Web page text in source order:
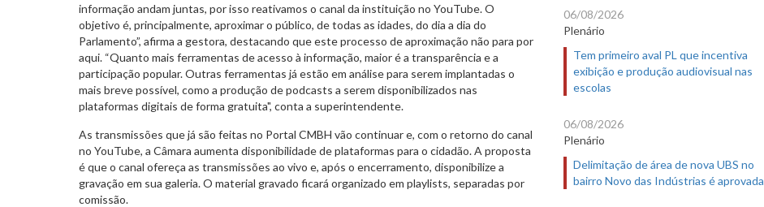
informação andam juntas, por isso reativamos o canal da instituição no YouTube. O
objetivo é, principalmente, aproximar o público, de todas as idades, do dia a dia do
Parlamento”, afirma a gestora, destacando que este processo de aproximação não para por
aqui. “Quanto mais ferramentas de acesso à informação, maior é a transparência e a
participação popular. Outras ferramentas já estão em análise para serem implantadas o
mais breve possível, como a produção de podcasts a serem disponibilizados nas
plataformas digitais de forma gratuita", conta a superintendente.
As transmissões que já são feitas no Portal CMBH vão continuar e, com o retorno do canal
no YouTube, a Câmara aumenta disponibilidade de plataformas para o cidadão. A proposta
é que o canal ofereça as transmissões ao vivo e, após o encerramento, disponibilize a
gravação em sua galeria. O material gravado ficará organizado em playlists, separadas por
comissão.
06/08/2026
Plenário
Tem primeiro aval PL que incentiva
exibição e produção audiovisual nas
escolas
06/08/2026
Plenário
Delimitação de área de nova UBS no
bairro Novo das Indústrias é aprovada